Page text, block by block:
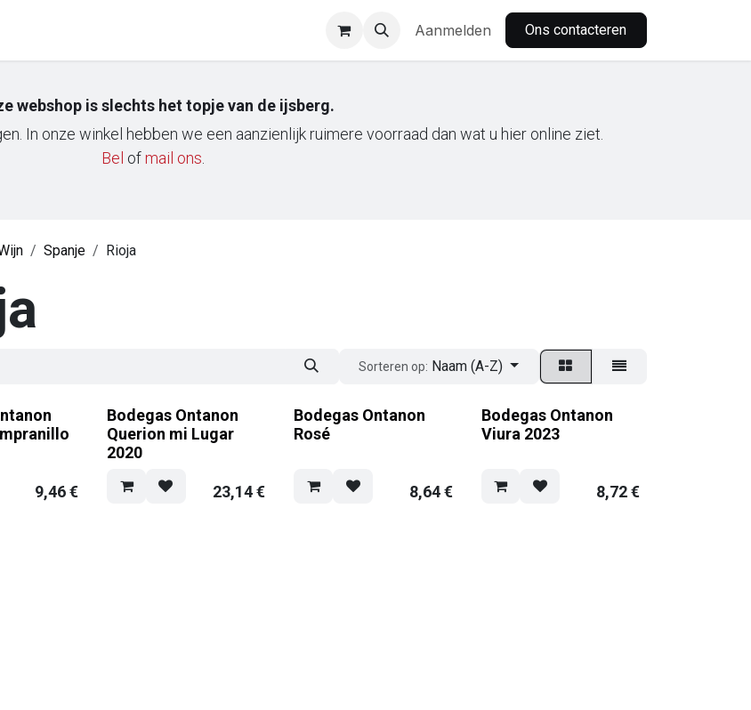
Onze mobiele wijnbar Aanmelden Ons contacteren
webshop is slechts het topje van de ijsberg.
In onze winkel hebben we een aanzienlijk ruimere voorraad dan wat u hier online ziet.
Bel ofm​ail ons
Spanje Rioja
Sorteren op: Naam (A-Z)
9,46€
Bodegas Ontanon
Querion mi Lugar
2020
23,14€
Bodegas Ontanon
Rosé
8,64€
Bodegas Ontanon
Viura 2023
8,72€